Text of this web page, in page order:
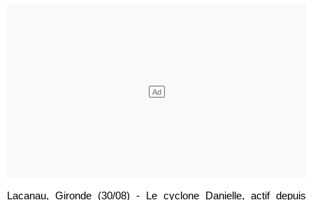
Lacanau, Gironde (30/08) - Le cyclone Danielle, actif depuis